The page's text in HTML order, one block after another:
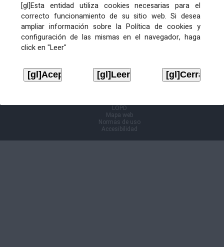
[gl]Esta entidad utiliza cookies necesarias para el
correcto funcionamiento de su sitio web. Si desea
ampliar información sobre la Política de cookies y
configuración de las mismas en el navegador, haga
click en "Leer"
LOPD
Mapa web
Normas de uso
Accesibilidad